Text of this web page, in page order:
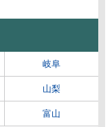
岐阜
山梨
富山